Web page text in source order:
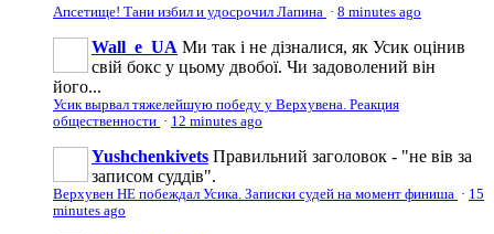
Апсетище! Тани избил и удосрочил Лапина · 8 minutes ago
Wall_e_UA Ми так і не дізналися, як Усик оцінив
свій бокс у цьому двобої. Чи задоволений він
його...
Усик вырвал тяжелейшую победу у Верхувена. Реакция
общественности · 12 minutes ago
Yushchenkivets Правильний заголовок - "не вів за
записом суддів".
Верхувен НЕ побеждал Усика. Записки судей на момент финиша · 15
minutes ago